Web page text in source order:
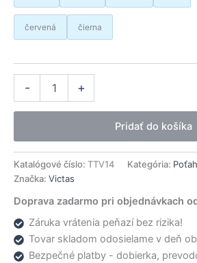
červená čierna
- +
Pridať do košíka
Katalógové číslo: TTV14 Kategória:
Značka: Victas
Doprava zadarmo pri objednávkach
Záruka vrátenia peňazí bez rizika!
Tovar skladom odosielame v deň
Bezpečné platby - dobierka,